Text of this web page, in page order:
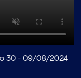
30 - 09/08/2024